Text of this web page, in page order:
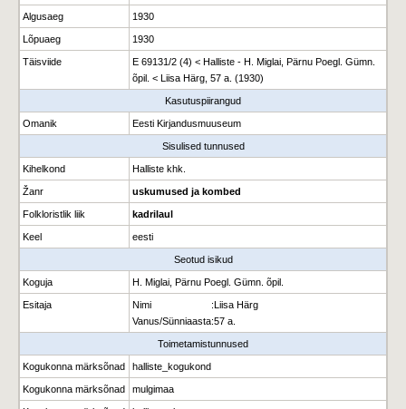
Algusaeg 1930
Lõpuaeg 1930
Täisviide
E 69131/2 (4) < Halliste - H. Miglai, Pärnu Poegl. Gümn.
õpil. < Liisa Härg, 57 a. (1930)
Kasutuspiirangud
Omanik Eesti Kirjandusmuuseum
Sisulised tunnused
Kihelkond Halliste khk.
Žanr uskumused ja kombed
Folkloristlik liik kadrilaul
Keel eesti
Seotud isikud
Koguja H. Miglai, Pärnu Poegl. Gümn. õpil.
Esitaja Nimi :Liisa Härg
Vanus/Sünniaasta:57 a.
Toimetamistunnused
Kogukonna märksõnad halliste_kogukond
Kogukonna märksõnad mulgimaa